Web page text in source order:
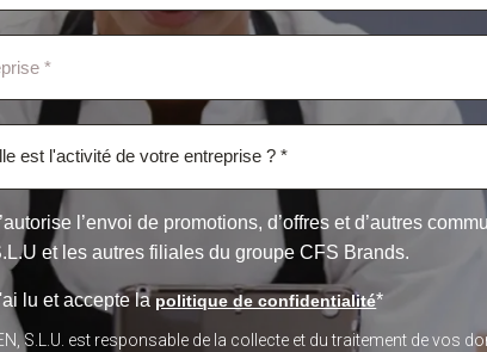
l’envoi de promotions, d’offres et d’autres
et les autres filiales du groupe CFS Brands.
lu et accepte la politique de confidentialité*
S.L.U. est responsable de la collecte et du traitement de vos